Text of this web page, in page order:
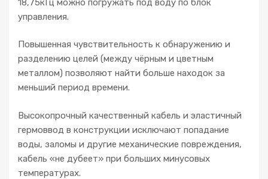
18,75кГц можно погружать под воду по блок
управления.
Повышенная чувствительность к обнаружению и
разделению целей (между чёрным и цветным
металлом) позволяют найти больше находок за
меньший период времени.
Высокопрочный качественный кабель и эластичный
гермоввод в конструкции исключают попадание
воды, заломы и другие механические повреждения,
кабель «не дубеет» при больших минусовых
температурах.